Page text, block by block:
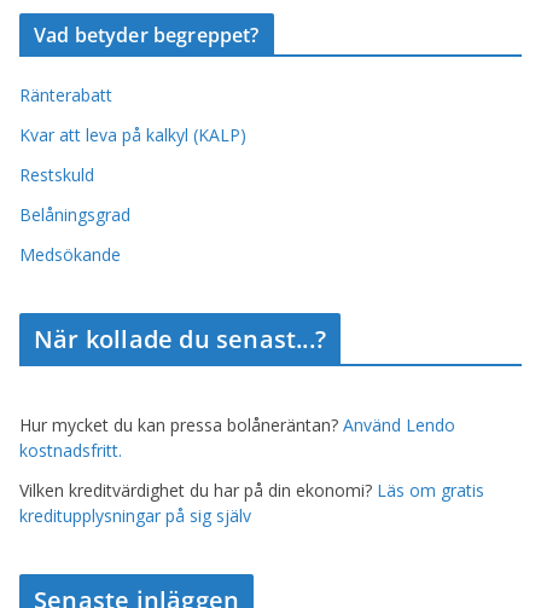
Vad betyder begreppet?
Ränterabatt
Kvar att leva på kalkyl (KALP)
Restskuld
Belåningsgrad
Medsökande
När kollade du senast...?
Hur mycket du kan pressa bolåneräntan? Använd Lendo
kostnadsfritt.
Vilken kreditvärdighet du har på din ekonomi? Läs om gratis
kreditupplysningar på sig själv
Senaste inläggen